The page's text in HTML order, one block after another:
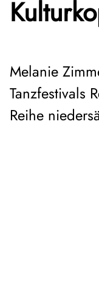
Melanie
Tanzfestivals
Reihe